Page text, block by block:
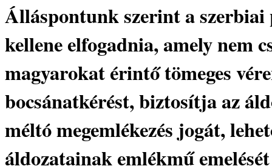
Álláspontunk szerint a
kellene elfogadnia, amely nem
magyarokat érintő tömeges
bocsánatkérést, biztosítja az
méltó megemlékezés jogát,
áldozatainak emlékmű